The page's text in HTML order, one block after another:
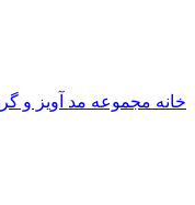
خانه مجموعه مد آویز و